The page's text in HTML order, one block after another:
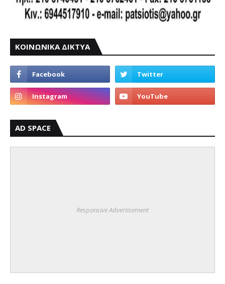
ΚΟΙΝΩΝΙΚΑ ΔΙΚΤΥΑ
AD SPACE
Responsive Advertisement